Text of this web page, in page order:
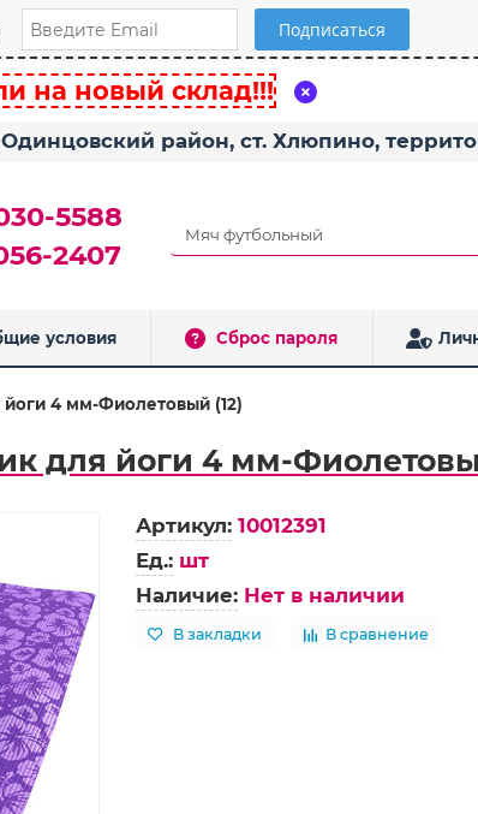
на новый склад!!!
Одинцовский район, ст. Хлюпино,
5588
2407
условия Сброс пароля
йоги 4 мм-Фиолетовый (12)
для йоги 4 мм-
Артикул: 10012391
Ед.: шт
Наличие: Нет в наличии
В закладки В сравнение